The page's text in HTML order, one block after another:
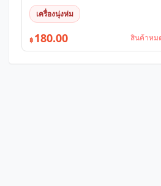
เครื่องนุ่งห่ม
฿ 180.00 สินค้าหม